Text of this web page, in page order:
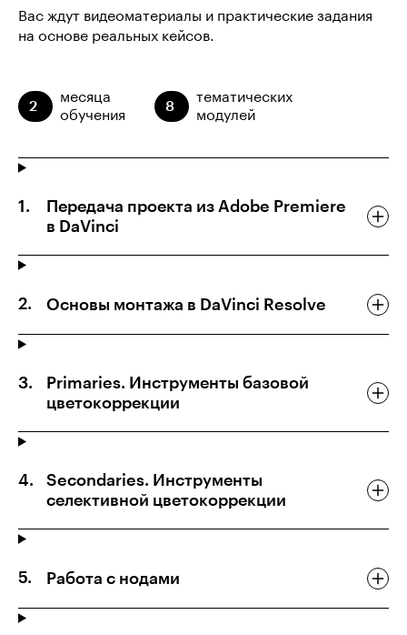
Вас ждут видеоматериалы и практические задания
на основе реальных кейсов.
2
месяца
обучения
8
тематических
модулей
Передача проекта из Adobe Premiere
в DaVinci
Основы монтажа в DaVinci Resolve
Primaries. Инструменты базовой
цветокоррекции
Secondaries. Инструменты
селективной цветокоррекции
Работа с нодами